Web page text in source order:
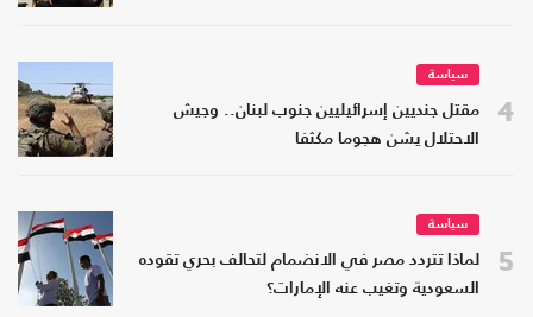
4
سياسة
مقتل جنديين إسرائيليين جنوب لبنان.. وجيش
الاحتلال يشن هجوما مكثفا
5
سياسة
لماذا تتردد مصر في الانضمام لتحالف بحري تقوده
السعودية وتغيب عنه الإمارات؟